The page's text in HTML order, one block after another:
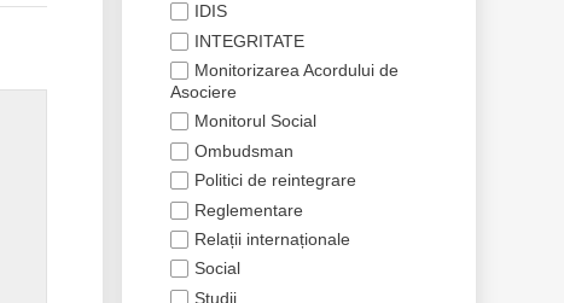
IDIS
INTEGRITATE
Monitorizarea Acordului de
Asociere
Monitorul Social
Ombudsman
Politici de reintegrare
Reglementare
Relații internaționale
Social
Studii